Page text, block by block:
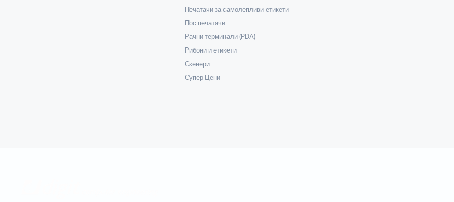
Печатачи за самолепливи етикети
Пос печатачи
Рачни терминали (PDA)
Рибони и етикети
Скенери
Супер Цени